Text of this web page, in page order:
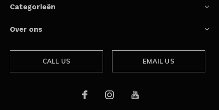
Categorieën
Over ons
CALL US EMAIL US